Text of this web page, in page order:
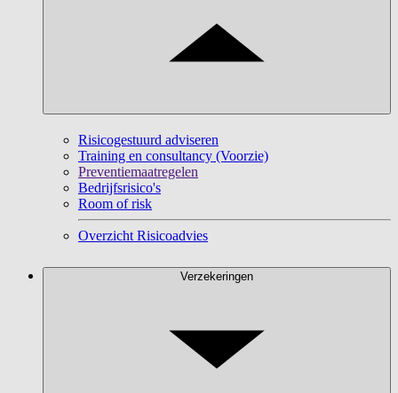
Risicogestuurd adviseren
Training en consultancy (Voorzie)
Preventiemaatregelen
Bedrijfsrisico's
Room of risk
Overzicht Risicoadvies
Verzekeringen